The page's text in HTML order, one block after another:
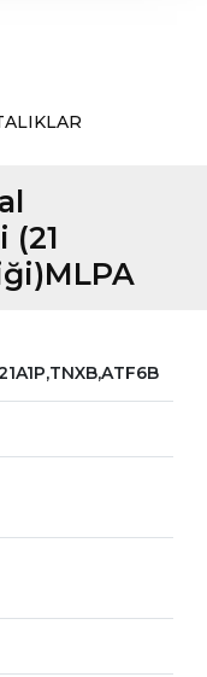
(21